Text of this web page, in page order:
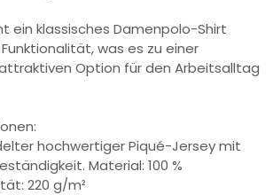
ein klassisches Damenpolo-Shirt
was es zu einer
Option für den Arbeitsalltag
hochwertiger Piqué-Jersey mit
Material: 100 %
220 g/m²